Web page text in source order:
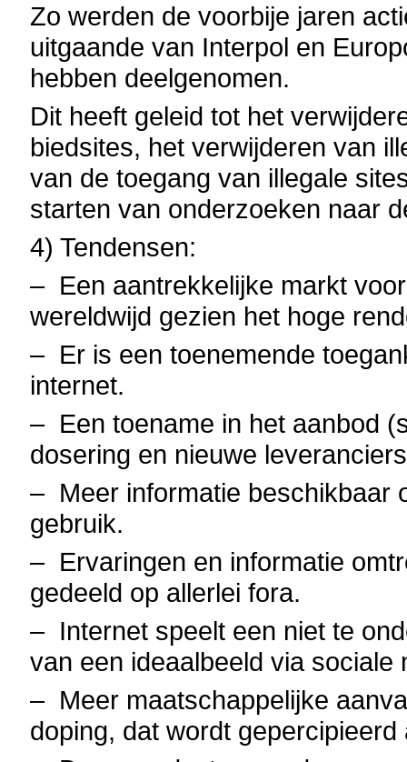
Zo werden de voorbije jaren
uitgaande van Interpol en
hebben deelgenomen.
Dit heeft geleid tot het
biedsites, het verwijderen van
van de toegang van illegale
starten van onderzoeken naar
4) Tendensen:
– Een aantrekkelijke markt
wereldwijd gezien het hoge
– Er is een toenemende
internet.
– Een toename in het aanbod
dosering en nieuwe
– Meer informatie beschikbaar
gebruik.
– Ervaringen en informatie
gedeeld op allerlei fora.
– Internet speelt een niet te
van een ideaalbeeld via sociale
– Meer maatschappelijke
doping, dat wordt